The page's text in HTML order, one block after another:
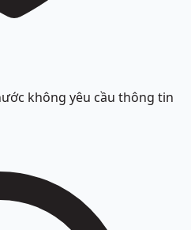
không yêu cầu thông tin